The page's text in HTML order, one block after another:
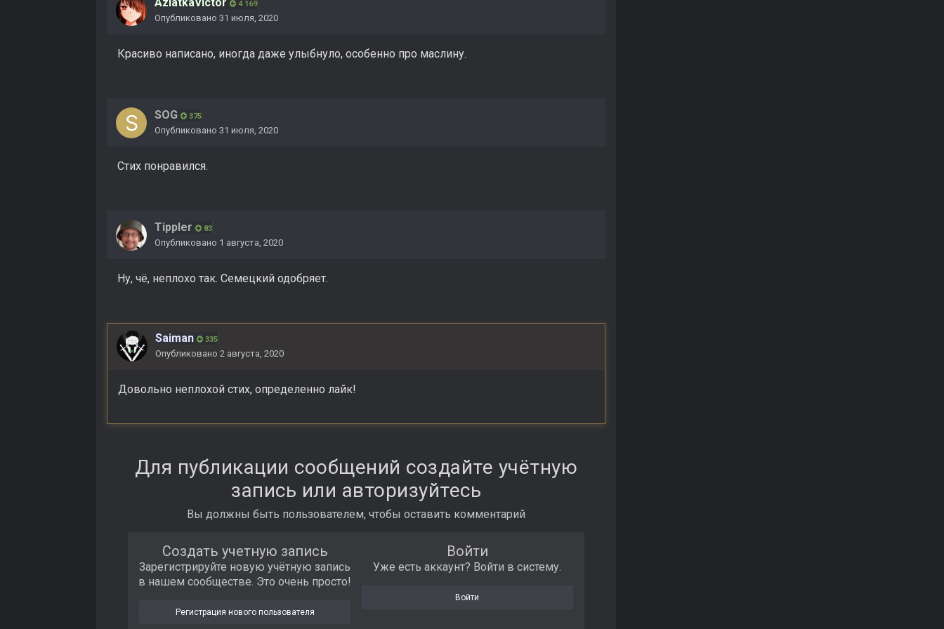
4 169
Опубликовано 31 июля, 2020
Красиво написано, иногда даже улыбнуло, особенно про маслину.
SOG 375
Опубликовано 31 июля, 2020
Стих понравился.
Tippler 83
Опубликовано 1 августа, 2020
Ну, чё, неплохо так. Семецкий одобряет.
Saiman 335
Опубликовано 2 августа, 2020
Довольно неплохой стих, определенно лайк!
Для публикации сообщений создайте учётную
запись или авторизуйтесь
Вы должны быть пользователем, чтобы оставить комментарий
Создать учетную запись
Зарегистрируйте новую учётную запись
в нашем сообществе. Это очень просто!
Регистрация нового пользователя
Войти
Уже есть аккаунт? Войти в систему.
Войти